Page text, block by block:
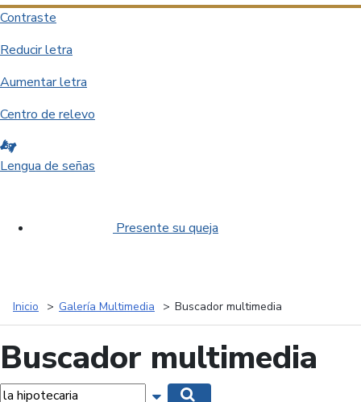
Contraste
Reducir letra
Aumentar letra
Centro de relevo
Lengua de señas
Presente su queja
Inicio Galería Multimedia Buscador multimedia
Buscador multimedia
Mostrar opciones de búsqueda